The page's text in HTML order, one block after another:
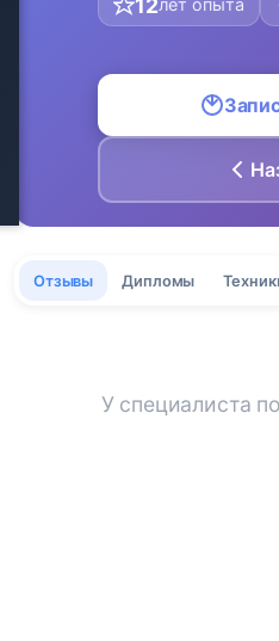
лет опыта
Отзывы Дипломы
У специалиста